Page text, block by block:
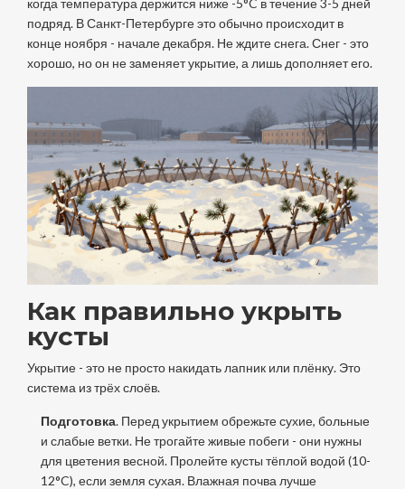
когда температура держится ниже -5°C в течение 3-5 дней
подряд. В Санкт-Петербурге это обычно происходит в
конце ноября - начале декабря. Не ждите снега. Снег - это
хорошо, но он не заменяет укрытие, а лишь дополняет его.
Как правильно укрыть
кусты
Укрытие - это не просто накидать лапник или плёнку. Это
система из трёх слоёв.
Подготовка. Перед укрытием обрежьте сухие, больные
и слабые ветки. Не трогайте живые побеги - они нужны
для цветения весной. Пролейте кусты тёплой водой (10-
12°C), если земля сухая. Влажная почва лучше